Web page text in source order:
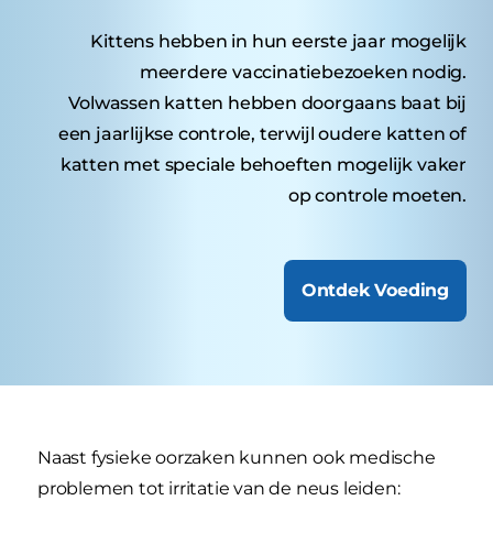
Kittens hebben in hun eerste jaar mogelijk
meerdere vaccinatiebezoeken nodig.
Volwassen katten hebben doorgaans baat bij
een jaarlijkse controle, terwijl oudere katten of
katten met speciale behoeften mogelijk vaker
op controle moeten.
Ontdek Voeding
Naast fysieke oorzaken kunnen ook medische
problemen tot irritatie van de neus leiden: